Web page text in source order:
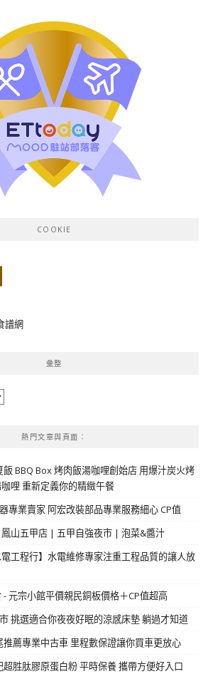
COOKIE
譜網
彙整
熱門文章與頁面︰
BBQ Box 烤肉飯湯咖哩創始店 用爆汁炭火烤
哩 重新定義你的精緻午餐
專業賣家 阿宏改裝部品專業服務細心 CP值
山五甲店 | 五甲自強夜市 | 泡菜&醬汁
工程行】水電維修專家注重工程品質的讓人放
元宗小館平價親民銅板價格＋CP值超高
挑選適合你夜夜好眠的涼感床墊 躺過才知道
薦專業中古車 里程數保證讓你買車更放心
胜肽膠原蛋白粉 平時保養 攜帶方便好入口